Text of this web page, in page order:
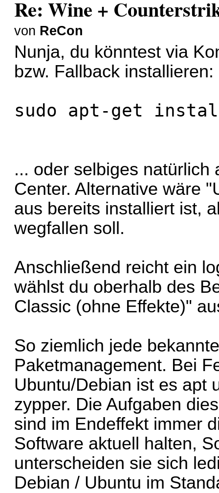
Re: Wine +
von ReCon
Nunja, du könntest via
bzw. Fallback installieren:
sudo apt-get
... oder selbiges natürlich
Center. Alternative wäre
aus bereits installiert ist,
wegfallen soll.
Anschließend reicht ein
wählst du oberhalb des
Classic (ohne Effekte)"
So ziemlich jede
Paketmanagement. Bei
Ubuntu/Debian ist es apt
zypper. Die Aufgaben
sind im Endeffekt immer
Software aktuell halten,
unterscheiden sie sich
Debian / Ubuntu im